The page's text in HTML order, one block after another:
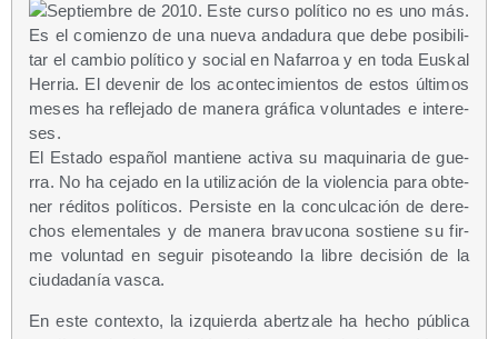
Sep­tiem­bre de 2010. Este cur­so polí­ti­co no es uno más.
Es el comien­zo de una nue­va anda­du­ra que debe posi­bi­li­
tar el cam­bio polí­ti­co y social en Nafa­rroa y en toda Eus­kal
Herria. El deve­nir de los acon­te­ci­mien­tos de estos últi­mos
meses ha refle­ja­do de mane­ra grá­fi­ca volun­ta­des e intere­
ses.
El Esta­do espa­ñol man­tie­ne acti­va su maqui­na­ria de gue­
rra. No ha ceja­do en la uti­li­za­ción de la vio­len­cia para obte­
ner rédi­tos polí­ti­cos. Per­sis­te en la con­cul­ca­ción de dere­
chos ele­men­ta­les y de mane­ra bra­vu­co­na sos­tie­ne su fir­
me volun­tad en seguir piso­tean­do la libre deci­sión de la
ciu­da­da­nía vasca.
En este con­tex­to, la izquier­da aber­tza­le ha hecho públi­ca